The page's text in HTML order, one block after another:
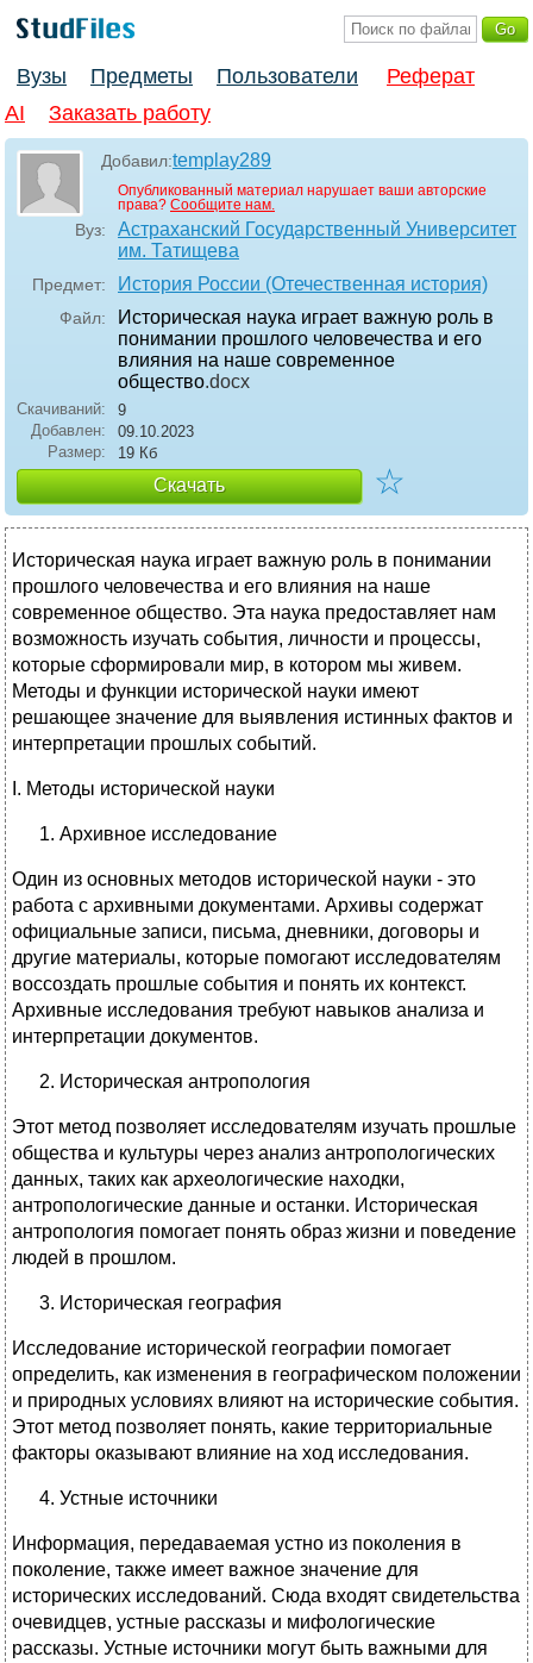
Вузы Предметы Пользователи
Реферат
AI
Заказать работу
Добавил:templay289
Опубликованный материал нарушает ваши авторские
права? Сообщите нам.
Вуз:
Астраханский Государственный Университет
им. Татищева
Предмет: История России (Отечественная история)
Файл:
Историческая наука играет важную роль в
понимании прошлого человечества и его
влияния на наше современное
общество.docx
Скачиваний:
9
Добавлен:
09.10.2023
Размер:
19 Кб
Скачать ☆
Историческая наука играет важную роль в понимании
прошлого человечества и его влияния на наше
современное общество. Эта наука предоставляет нам
возможность изучать события, личности и процессы,
которые сформировали мир, в котором мы живем.
Методы и функции исторической науки имеют
решающее значение для выявления истинных фактов и
интерпретации прошлых событий.
I. Методы исторической науки
Архивное исследование
Один из основных методов исторической науки - это
работа с архивными документами. Архивы содержат
официальные записи, письма, дневники, договоры и
другие материалы, которые помогают исследователям
воссоздать прошлые события и понять их контекст.
Архивные исследования требуют навыков анализа и
интерпретации документов.
Историческая антропология
Этот метод позволяет исследователям изучать прошлые
общества и культуры через анализ антропологических
данных, таких как археологические находки,
антропологические данные и останки. Историческая
антропология помогает понять образ жизни и поведение
людей в прошлом.
Историческая география
Исследование исторической географии помогает
определить, как изменения в географическом положении
и природных условиях влияют на исторические события.
Этот метод позволяет понять, какие территориальные
факторы оказывают влияние на ход исследования.
Устные источники
Информация, передаваемая устно из поколения в
поколение, также имеет важное значение для
исторических исследований. Сюда входят свидетельства
очевидцев, устные рассказы и мифологические
рассказы. Устные источники могут быть важными для